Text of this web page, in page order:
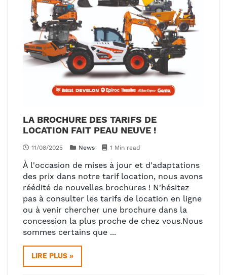
LA BROCHURE DES TARIFS DE
LOCATION FAIT PEAU NEUVE !
11/08/2025 News 1 Min read
À l'occasion de mises à jour et d'adaptations
des prix dans notre tarif location, nous avons
réédité de nouvelles brochures ! N'hésitez
pas à consulter les tarifs de location en ligne
ou à venir chercher une brochure dans la
concession la plus proche de chez vous.Nous
sommes certains que ...
LIRE PLUS »